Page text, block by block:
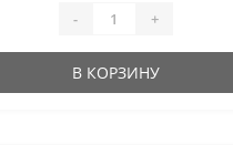
- +
В КОРЗИНУ